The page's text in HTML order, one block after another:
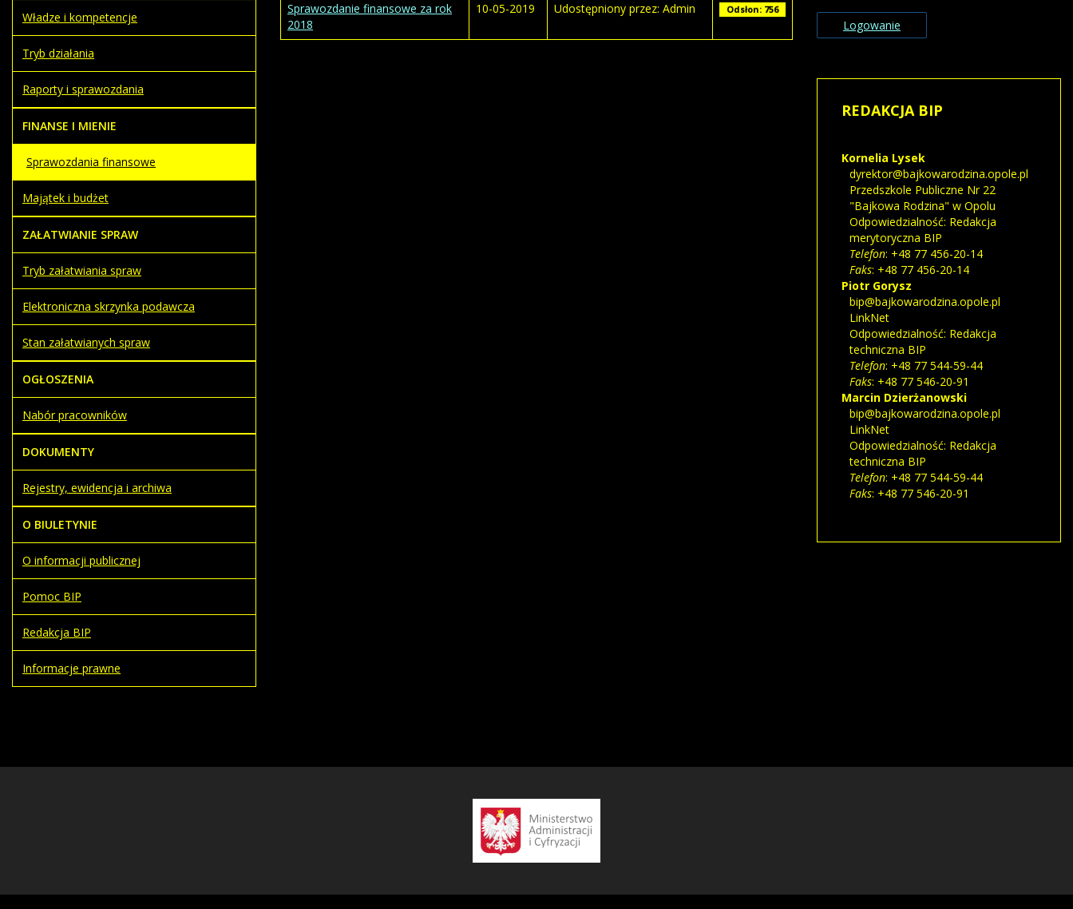
Sprawozdanie finansowe za rok
2018
10-05-2019 Udostępniony przez: Admin Odsłon: 756
Władze i kompetencje
Tryb działania
Raporty i sprawozdania
FINANSE I MIENIE
Sprawozdania finansowe
Majątek i budżet
ZAŁATWIANIE SPRAW
Tryb załatwiania spraw
Elektroniczna skrzynka podawcza
Stan załatwianych spraw
OGŁOSZENIA
Nabór pracowników
DOKUMENTY
Rejestry, ewidencja i archiwa
O BIULETYNIE
O informacji publicznej
Pomoc BIP
Redakcja BIP
Informacje prawne
Logowanie
REDAKCJABIP
Kornelia Lysek
dyrektor@bajkowarodzina.opole.pl
Przedszkole Publiczne Nr 22
"Bajkowa Rodzina" w Opolu
Odpowiedzialność: Redakcja
merytoryczna BIP
Telefon: +48 77 456-20-14
Faks: +48 77 456-20-14
Piotr Gorysz
bip@bajkowarodzina.opole.pl
LinkNet
Odpowiedzialność: Redakcja
techniczna BIP
Telefon: +48 77 544-59-44
Faks: +48 77 546-20-91
Marcin Dzierżanowski
bip@bajkowarodzina.opole.pl
LinkNet
Odpowiedzialność: Redakcja
techniczna BIP
Telefon: +48 77 544-59-44
Faks: +48 77 546-20-91